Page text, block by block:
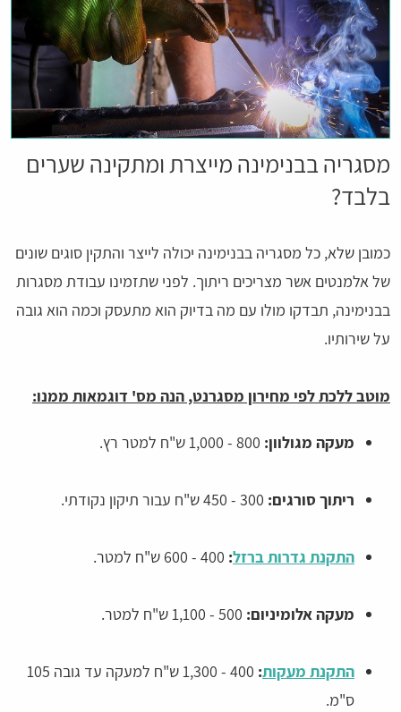
מסגריה בבנימינה מייצרת ומתקינה שערים
בלבד?
כמובן שלא, כל מסגריה בבנימינה יכולה לייצר והתקין סוגים שונים
של אלמנטים אשר מצריכים ריתוך. לפני שתזמינו עבודת מסגרות
בבנימינה, תבדקו מולו עם מה בדיוק הוא מתעסק וכמה הוא גובה
על שירותיו.
מוטב ללכת לפי מחירון מסגרנט, הנה מס' דוגמאות ממנו:
מעקה מגולוון:
ריתוך סורגים:
התקנת גדרות ברזל:
מעקה אלומיניום:
התקנת מעקות:
400 - 1,300 ש"ח למעקה עד גובה 105
ס"מ.